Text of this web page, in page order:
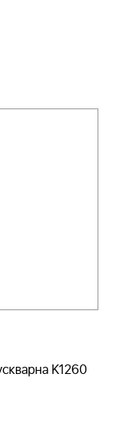
K1260